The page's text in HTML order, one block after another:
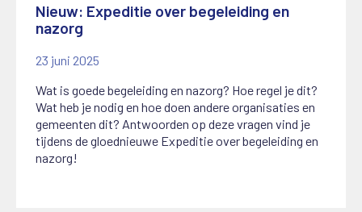
Nieuw: Expeditie over begeleiding en
nazorg
23 juni 2025
Wat is goede begeleiding en nazorg? Hoe regel je dit?
Wat heb je nodig en hoe doen andere organisaties en
gemeenten dit? Antwoorden op deze vragen vind je
tijdens de gloednieuwe Expeditie over begeleiding en
nazorg!